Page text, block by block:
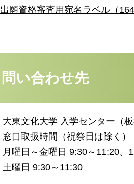
出願資格審査用宛名ラベル（
問い合わせ先
大東文化大学 入学センター（
窓口取扱時間（祝祭日は除く）
月曜日～金曜日 9:30～11:20、
土曜日 9:30～11:30